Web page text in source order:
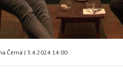
Černá | 3.4.2024 14:00